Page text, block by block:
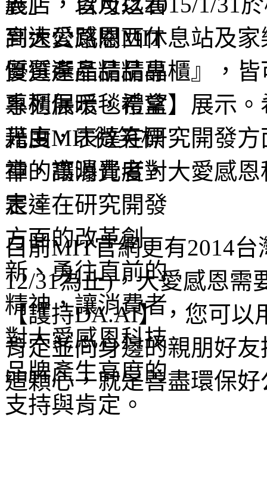
高速公路關西休息站及
質選產品精品專櫃』，
系列保暖毯禮盒】展示
光度，表達在研究開發
神，讓消費者對大愛感
定。
目前MIT官網更有2014
12/31為止)，大愛感恩需
【護持DA.AI】，您可以
肯定並向身邊的親朋好
這顆心，就是善盡環保好